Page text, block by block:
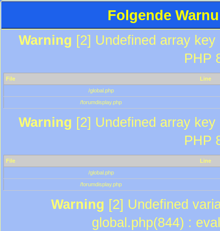
Folgende
Warning [2] Undefined array
PHP
File
Line
/global.php
/forumdisplay.php
Warning [2] Undefined array
PHP
File
Line
/global.php
/forumdisplay.php
Warning [2] Undefined
global.php(844) :